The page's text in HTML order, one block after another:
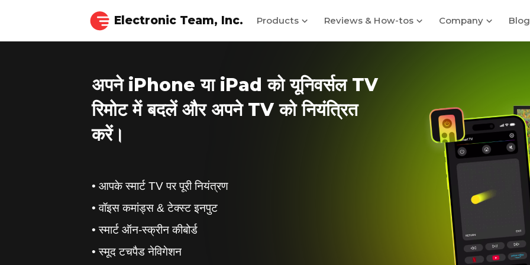
Electronic Team, Inc. Products Reviews & How-tos Company Blog
अपने iPhone या iPad को यूनिवर्सल TV
रिमोट में बदलें और अपने TV को नियंत्रित
करें।
आपके स्मार्ट TV पर पूरी नियंत्रण
वॉइस कमांड्स & टेक्स्ट इनपुट
स्मार्ट ऑन-स्क्रीन कीबोर्ड
स्मूद टचपैड नेविगेशन